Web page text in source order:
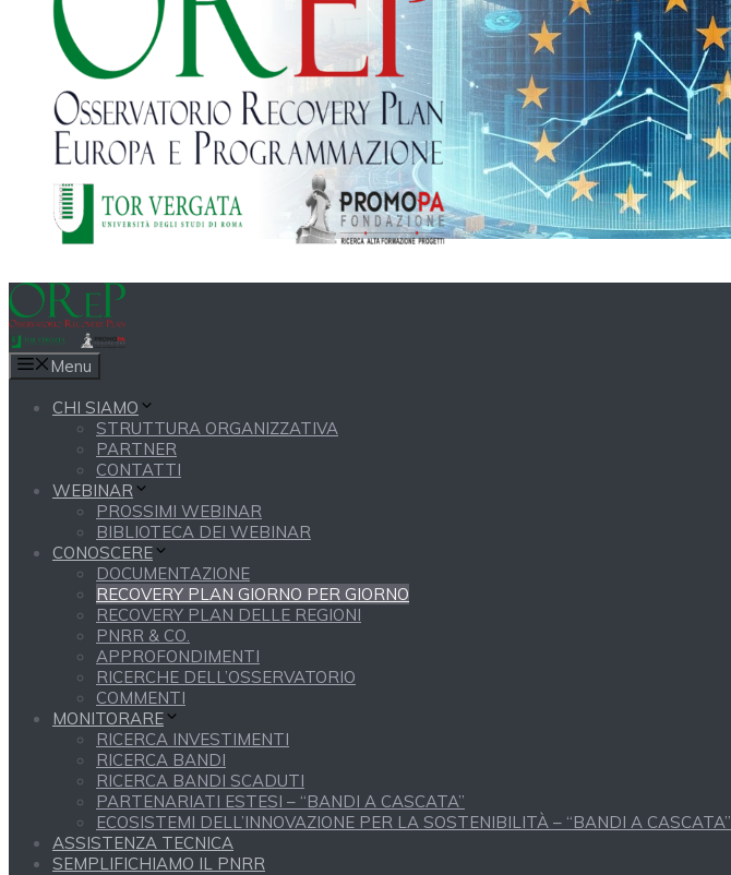
Menu
CHI SIAMO
STRUTTURA ORGANIZZATIVA
PARTNER
CONTATTI
WEBINAR
PROSSIMI WEBINAR
BIBLIOTECA DEI WEBINAR
CONOSCERE
DOCUMENTAZIONE
RECOVERY PLAN GIORNO PER GIORNO
RECOVERY PLAN DELLE REGIONI
PNRR & CO.
APPROFONDIMENTI
RICERCHE DELL’OSSERVATORIO
COMMENTI
MONITORARE
RICERCA INVESTIMENTI
RICERCA BANDI
RICERCA BANDI SCADUTI
PARTENARIATI ESTESI – “BANDI A CASCATA”
ECOSISTEMI DELL’INNOVAZIONE PER LA SOSTENIBILITÀ – “BANDI A CASCATA”
ASSISTENZA TECNICA
SEMPLIFICHIAMO IL PNRR